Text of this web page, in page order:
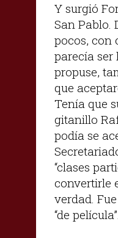
Y surgió
San Pablo.
pocos, con
parecía ser
propuse,
que
Tenía que
gitanillo
podía se
“clases
convertirle
verdad.
“de película”.